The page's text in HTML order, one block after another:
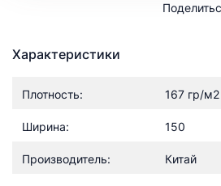
Характеристики
Плотность: 167 гр/м2
Ширина: 150
Производитель: Китай